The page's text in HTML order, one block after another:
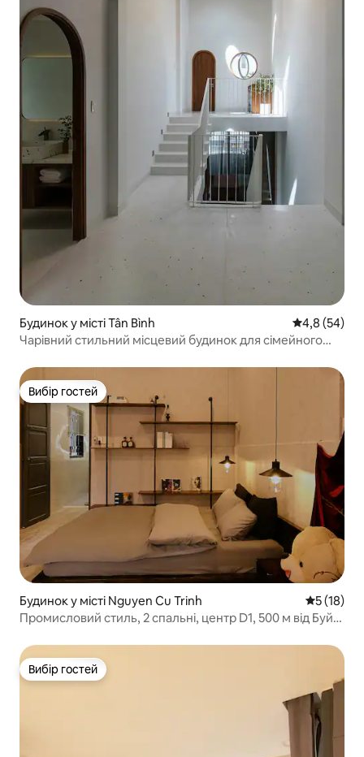
Будинок у місті Tân Bình Середня
4,8 (54)
Чарівний стильний місцевий будинок для сімейного
Вибір гостей
Вибір гостей
Будинок у місті Nguyen Cu Trinh Середня
5 (18)
Промисловий стиль, 2 спальні, центр D1, 500 м від Буй-
Вибір гостей
Вибір гостей